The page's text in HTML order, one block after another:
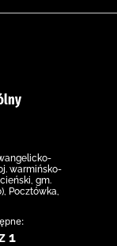
warmińsko-
gm.
Pocztówka,
1